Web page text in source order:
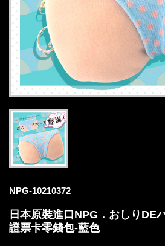
NPG-10210372
日本原裝進口NPG．おしりDE
證票卡零錢包-藍色